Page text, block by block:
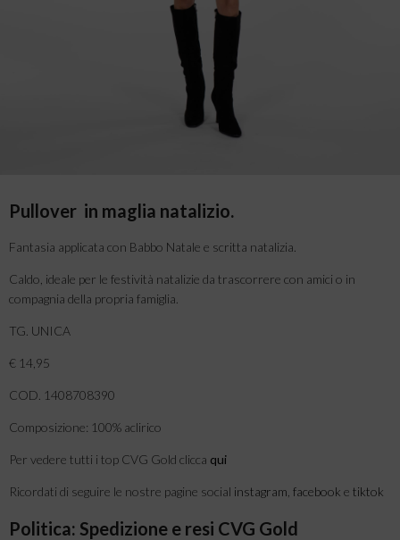
Pullover in maglia natalizio.
Fantasia applicata con Babbo Natale e scritta natalizia.
Caldo, ideale per le festività natalizie da trascorrere con amici o in
compagnia della propria famiglia.
TG. UNICA
€ 14,95
COD. 1408708390
Composizione: 100% aclirico
Per vedere tutti i top CVG Gold clicca qui
Ricordati di seguire le nostre pagine social instagram facebook e tiktok
Politica: Spedizione e resi CVG Gold